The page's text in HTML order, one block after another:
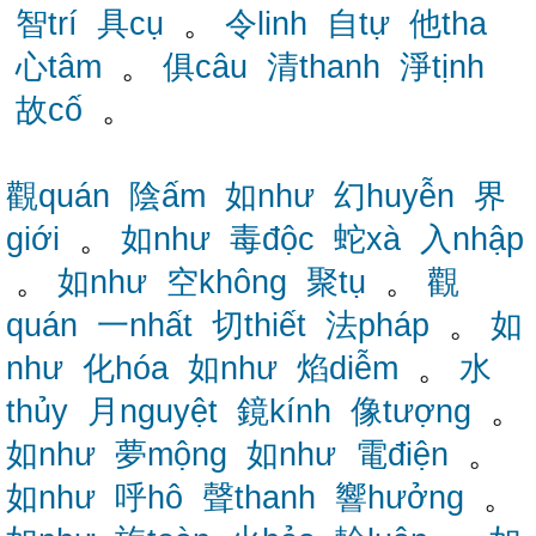
智trí 具cụ 。 令linh 自tự 他tha
心tâm 。 俱câu 清thanh 淨tịnh
故cố 。
觀quán 陰ấm 如như 幻huyễn 界
giới 。 如như 毒độc 蛇xà
入nhập
。 如như 空không 聚tụ 。 觀
quán 一nhất 切thiết 法pháp 。 如
như 化hóa 如như 焰diễm 。 水
thủy
月nguyệt 鏡kính 像tượng 。
如như 夢mộng 如như 電điện 。
如như 呼hô 聲thanh 響hưởng 。